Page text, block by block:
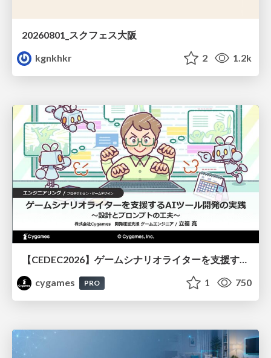
20260801_スクフェス大阪
kgnkhkr
2 1.2k
【CEDEC2026】ゲームシナリオライターを支援するAIツール開発の実践 ― 設計とプロンプトの工夫 ―
cygames
PRO 1 750